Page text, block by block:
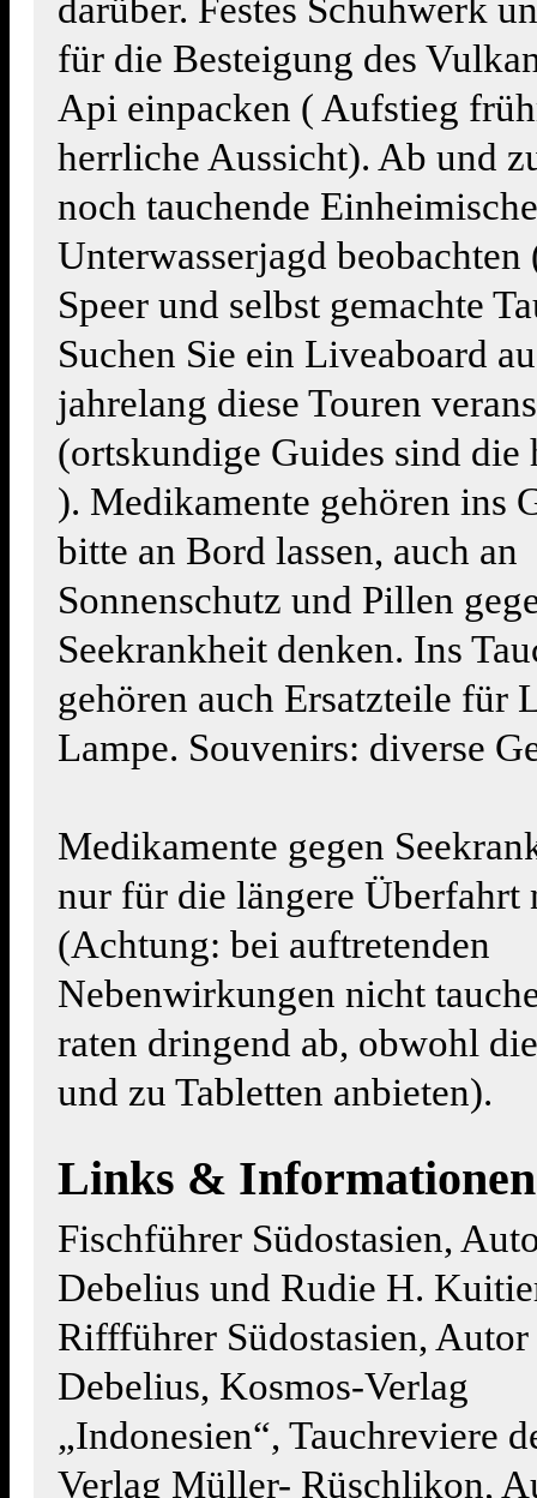
darüber. Festes Schuhwerk
für die Besteigung des
Api einpacken ( Aufstieg
herrliche Aussicht). Ab und
noch tauchende
Unterwasserjagd beobachten
Speer und selbst gemachte
Suchen Sie ein Liveaboard
jahrelang diese Touren
(ortskundige Guides sind die
). Medikamente gehören ins
bitte an Bord lassen, auch an
Sonnenschutz und Pillen
Seekrankheit denken. Ins
gehören auch Ersatzteile für
Lampe. Souvenirs: diverse
Medikamente gegen
nur für die längere Überfahrt
(Achtung: bei auftretenden
Nebenwirkungen nicht
raten dringend ab, obwohl
und zu Tabletten anbieten).
Links & Informationen
Fischführer Südostasien,
Debelius und Rudie H.
Riffführer Südostasien,
Debelius, Kosmos-Verlag
„Indonesien“, Tauchreviere
Verlag Müller- Rüschlikon,